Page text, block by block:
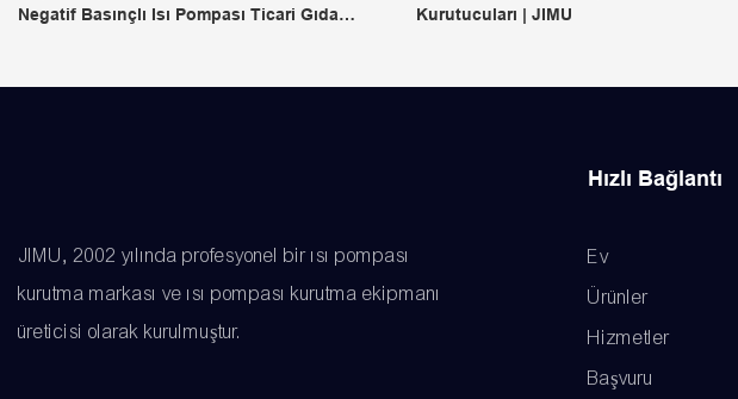
Negatif Basınçlı Isı Pompası Ticari Gıda
Kurutucuları | JIMU
JIMU, 2002 yılında profesyonel bir ısı pompası
kurutma markası ve ısı pompası kurutma ekipmanı
üreticisi olarak kurulmuştur.
Hızlı Bağlantı
Ev
Ürünler
Hizmetler
Başvuru